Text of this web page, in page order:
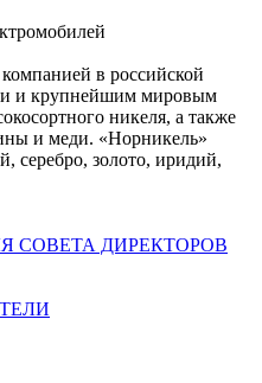
в российской
и крупнейшим мировым
никеля, а также
и меди. «Норникель»
серебро, золото, иридий,
СОВЕТА ДИРЕКТОРОВ